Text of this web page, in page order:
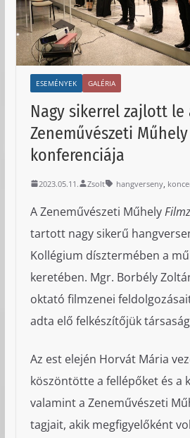
ESEMÉNYEK GALÉRIA
Nagy sikerrel zajlott le
Zeneművészeti
konferenciája
2023.05.11. Zsolt hangverseny,
A Zeneművészeti Műhely
tartott nagy sikerű
Kollégium dísztermében a
keretében. Mgr. Borbély
oktató filmzenei
adta elő felkészítőjük
Az est elején Horvát Mária
köszöntötte a fellépőket és a
valamint a Zeneművészeti
tagjait, akik megfigyelőként